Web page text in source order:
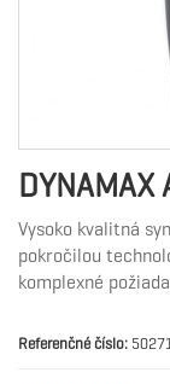
DYNAMAX
Vysoko kvalitná
pokročilou
komplexné
Referenčné číslo: